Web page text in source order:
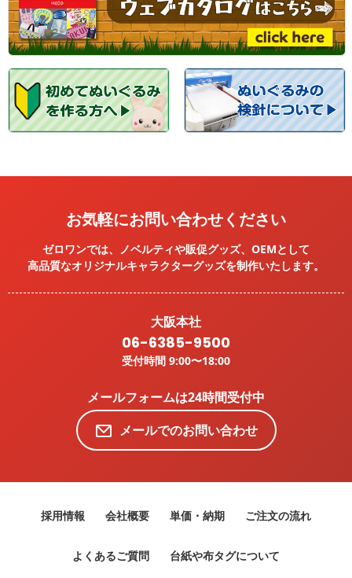
お気軽にお問い合わせください
ゼロワンでは、ノベルティや販促グッズ、OEMとして
高品質なオリジナルキャラクターグッズを制作いたします。
大阪本社
06-6385-9500
受付時間 9:00〜18:00
メールフォームは24時間受付中
メールでのお問い合わせ
採用情報 会社概要 単価・納期 ご注文の流れ
よくあるご質問 台紙や布タグについて